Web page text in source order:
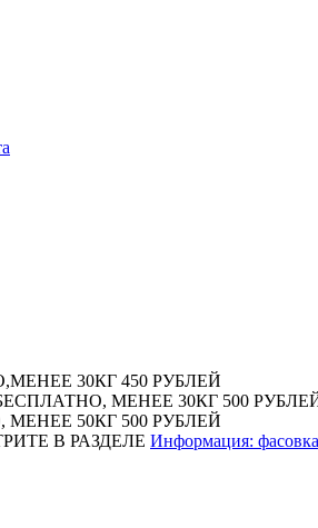
30КГ 450 РУБЛЕЙ
МЕНЕЕ 30КГ 500
50КГ 500 РУБЛЕЙ
В РАЗДЕЛЕ Информация: